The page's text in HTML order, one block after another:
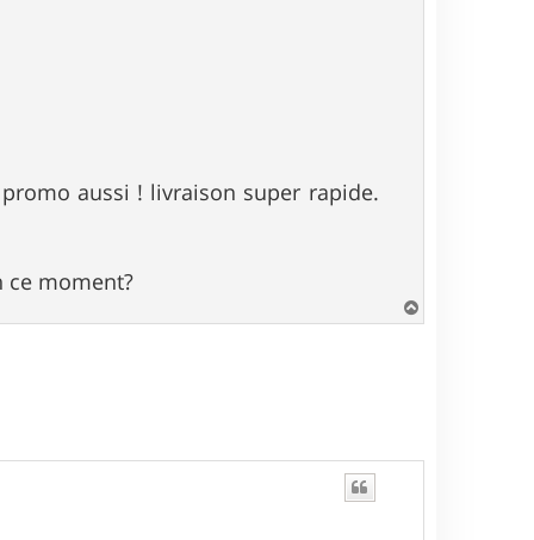
aussi ! livraison super rapide.
ce moment?
a